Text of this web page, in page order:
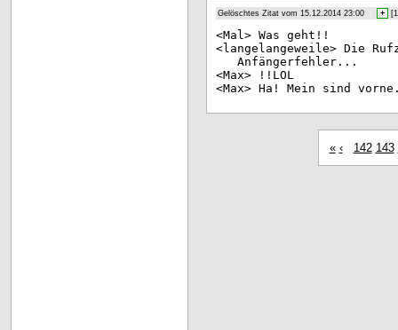
Gelöschtes Zitat vom 15.12.2014 23:00 + [
<Ma l> Was geht!!
<langelangeweile> Die
Anfängerfehler...
<Max> !!LOL
<Max> Ha! Mein sind
« ‹ 142 143